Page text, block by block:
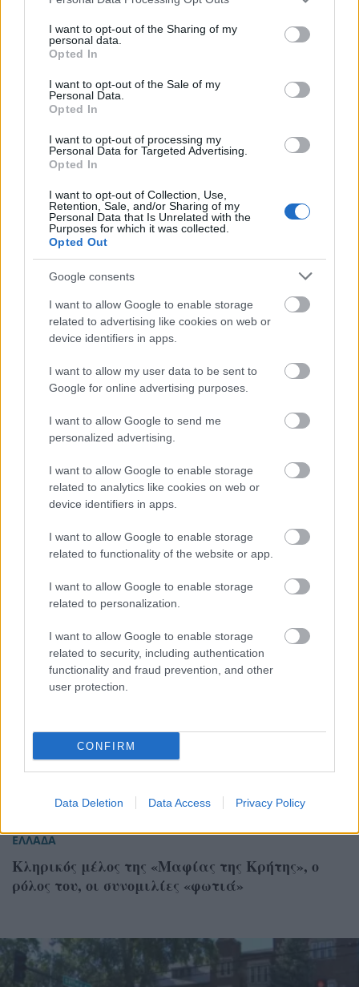
not limited to your visit or usage behaviour. You may click to
grant or deny consent to Google and its third-party tags to
use your data for below specified purposes in below Google
consent section.
I want to opt-out of the Sharing of my
personal data.
Opted In
I want to opt-out of the Sale of my
Personal Data.
Opted In
I want to opt-out of processing my
Personal Data for Targeted Advertising.
Opted In
I want to opt-out of Collection, Use,
Retention, Sale, and/or Sharing of my
Personal Data that Is Unrelated with the
Purposes for which it was collected.
Opted Out
Google consents
I want to allow Google to enable storage
related to advertising like cookies on web or
device identifiers in apps.
I want to allow my user data to be sent to
Google for online advertising purposes.
I want to allow Google to send me
personalized advertising.
I want to allow Google to enable storage
related to analytics like cookies on web or
device identifiers in apps.
I want to allow Google to enable storage
related to functionality of the website or app.
I want to allow Google to enable storage
related to personalization.
I want to allow Google to enable storage
related to security, including authentication
functionality and fraud prevention, and other
user protection.
CONFIRM
Data Deletion Data Access Privacy Policy
Αντιδράσεις για εκκλησία στην Αμμόχωστο που
έχει μετατραπεί σε club
Από beach bar μέχρι εκκλησιαστικές εκτάσεις:
Το πολυπλόκαμο κύκλωμα που έπεσε στην
Κρήτη
ΕΛΛΑΔΑ
Κληρικός μέλος της «Μαφίας της Κρήτης», ο
ρόλος του, οι συνομιλίες «φωτιά»